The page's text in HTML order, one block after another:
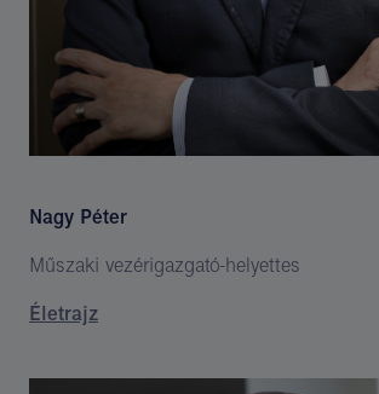
Nagy Péter
Műszaki vezérigazgató-helyettes
Életrajz